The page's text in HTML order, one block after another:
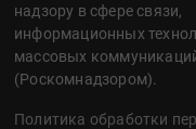
надзору в сфере связи,
информационных
массовых
(Роскомнадзором).
Политика обработки